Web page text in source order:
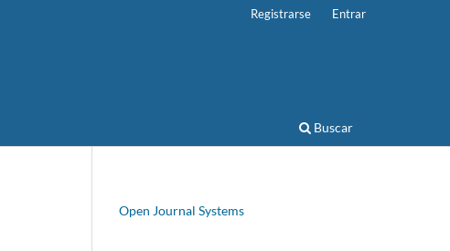
Buscar
Registrarse Entrar
Open Journal Systems